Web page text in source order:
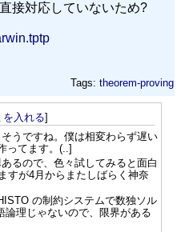
接対応していないため?
Tags: theorem-proving
入れる]
うですね。僕は相変わらず遅い
ってます。(..]
るので、色々試してみると面白
すが4月からまたしばらく神奈
の制約システムで数独ソル
理じゃないので、限界がある